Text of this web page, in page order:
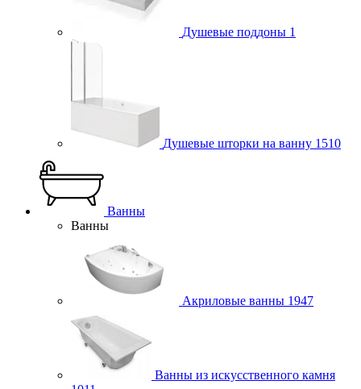
Душевые поддоны 1
Душевые шторки на ванну 1510
Ванны
Ванны
Акриловые ванны 1947
Ванны из искусственного камня